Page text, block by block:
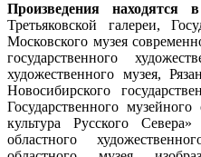
Произведения находятся
Третьяковской галереи,
Московского музея
государственного
художественного музея,
Новосибирского
Государственного
культура Русского
областного